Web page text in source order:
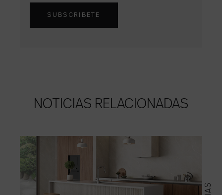
NOTICIAS RELACIONADAS